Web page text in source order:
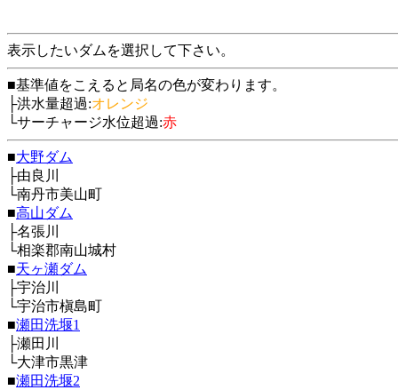
表示したいダムを選択して下さい。
■基準値をこえると局名の色が変わります。
├洪水量超過:オレンジ
└サーチャージ水位超過:赤
■大野ダム
├由良川
└南丹市美山町
■高山ダム
├名張川
└相楽郡南山城村
■天ヶ瀬ダム
├宇治川
└宇治市槇島町
■瀬田洗堰1
├瀬田川
└大津市黒津
■瀬田洗堰2